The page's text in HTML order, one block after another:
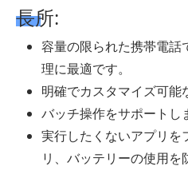
長所:
容量の限られた携帯電話
理に最適です。
明確でカスタマイズ可能
バッチ操作をサポートし
実行したくないアプリを
リ、バッテリーの使用を